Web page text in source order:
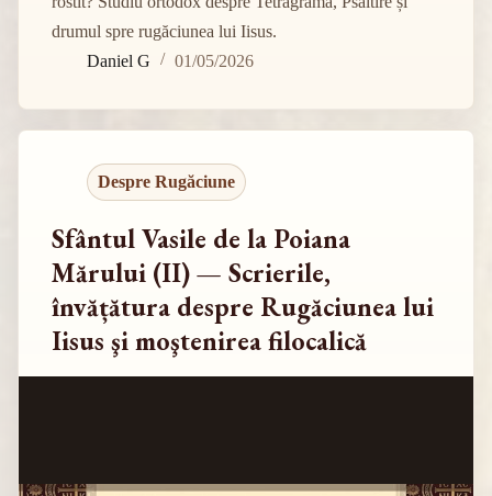
drumul spre rugăciunea lui Iisus.
Daniel G
01/05/2026
Despre Rugăciune
Sfântul Vasile de la Poiana
Mărului (II) — Scrierile,
învățătura despre Rugăciunea lui
Iisus şi moştenirea filocalică